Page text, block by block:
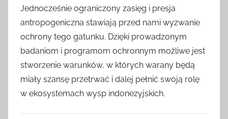
Jednocześnie ograniczony zasięg i presja
antropogeniczna stawiają przed nami wyzwanie
ochrony tego gatunku. Dzięki prowadzonym
badaniom i programom ochronnym możliwe jest
stworzenie warunków, w których warany będą
miały szansę przetrwać i dalej pełnić swoją rolę
w ekosystemach wysp indonezyjskich.